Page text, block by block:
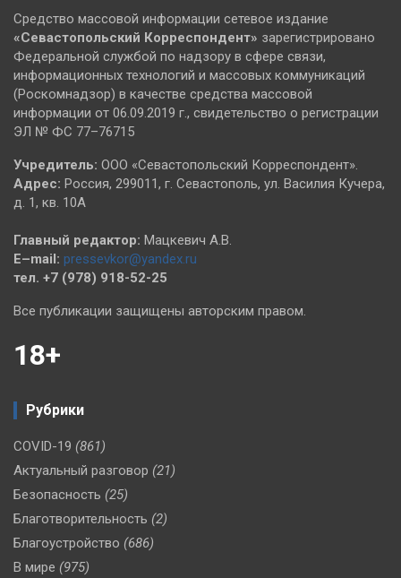
Средство массовой информации сетевое издание
«Севастопольский Корреспондент» зарегистрировано
Федеральной службой по надзору в сфере связи,
информационных технологий и массовых коммуникаций
(Роскомнадзор) в качестве средства массовой
информации от 06.09.2019 г., свидетельство о регистрации
ЭЛ № ФС 77–76715
Учредитель: ООО «Севастопольский Корреспондент».
Адрес: Россия, 299011, г. Севастополь, ул. Василия Кучера,
д. 1, кв. 10А
Главный редактор: Мацкевич А.В.
E–mail: pressevkor@yandex.ru
тел. +7 (978) 918-52-25
Все публикации защищены авторским правом.
18+
Рубрики
COVID-19 (861)
Актуальный разговор (21)
Безопасность (25)
Благотворительность (2)
Благоустройство (686)
В мире (975)